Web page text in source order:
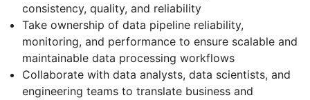
consistency, quality, and reliability
Take ownership of data pipeline reliability,
monitoring, and performance to ensure scalable and
maintainable data processing workflows
Collaborate with data analysts, data scientists, and
engineering teams to translate business and